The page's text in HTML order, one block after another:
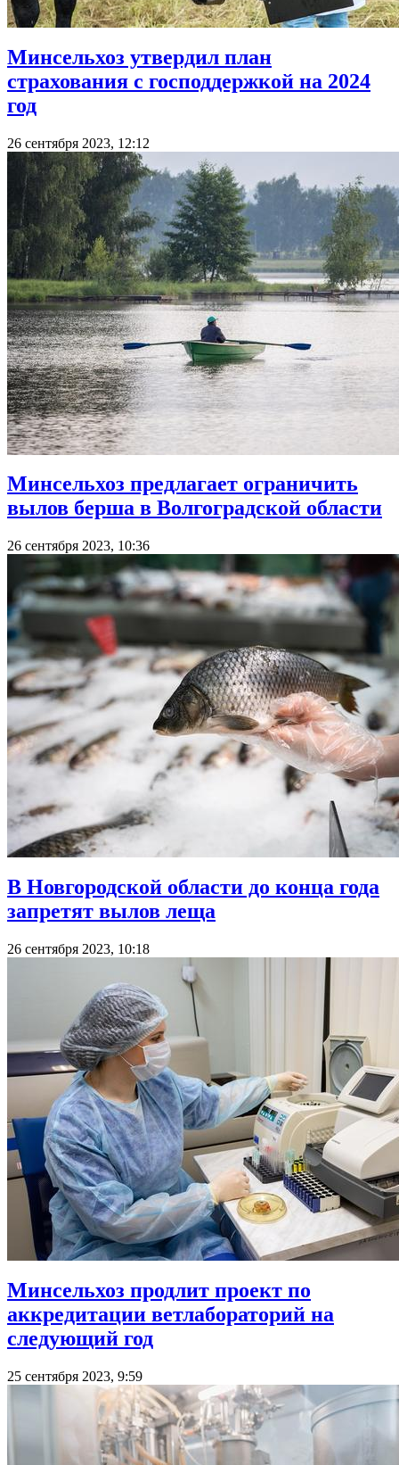
Минсельхоз утвердил план
страхования с господдержкой на 2024
год
26 сентября 2023, 12:12
Минсельхоз предлагает ограничить
вылов берша в Волгоградской области
26 сентября 2023, 10:36
В Новгородской области до конца года
запретят вылов леща
26 сентября 2023, 10:18
Минсельхоз продлит проект по
аккредитации ветлабораторий на
следующий год
25 сентября 2023, 9:59